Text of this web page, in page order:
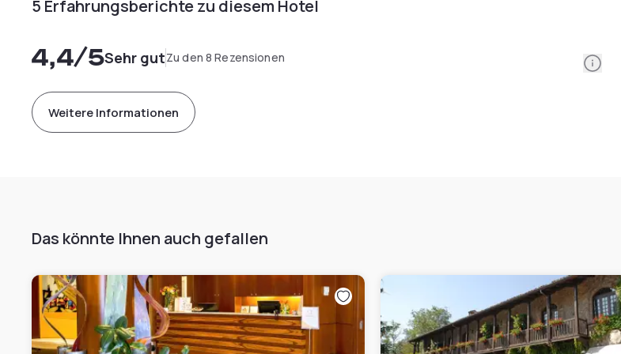
5 Erfahrungsberichte zu diesem Hotel
4,4/5Sehr gutZu den 8 Rezensionen
Weitere Informationen
Das könnte Ihnen auch gefallen